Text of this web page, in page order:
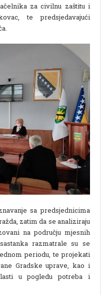
za civilnu zaštitu i
te predsjedavajući
sa predsjednicima
zatim da se analiziraju
na području mjesnih
razmatrale su se
periodu, te projekati
Gradske uprave, kao i
u pogledu potreba i